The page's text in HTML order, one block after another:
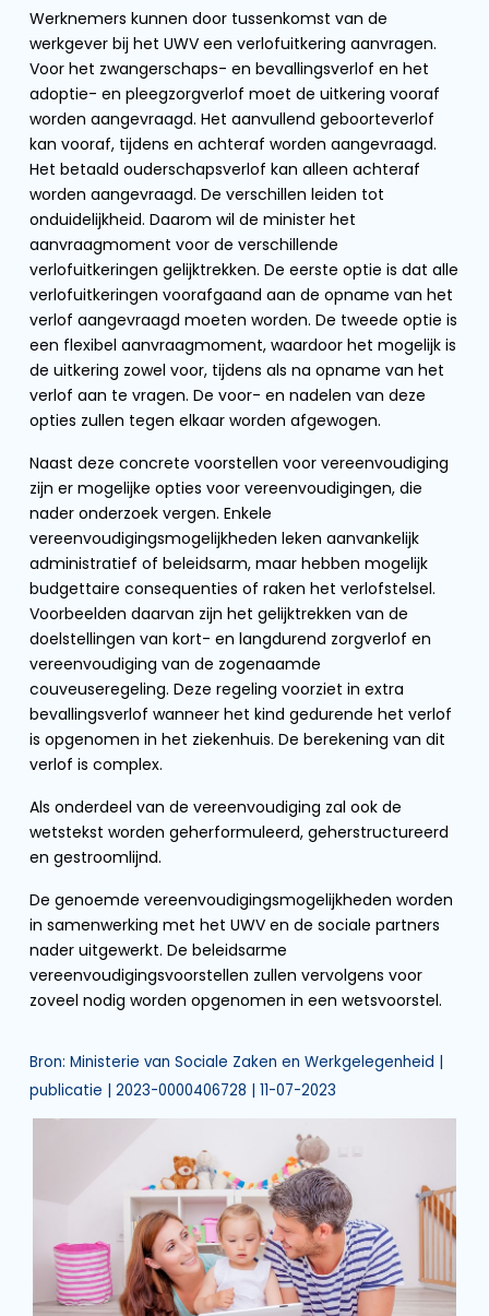
Werknemers kunnen door tussenkomst van de
werkgever bij het UWV een verlofuitkering aanvragen.
Voor het zwangerschaps- en bevallingsverlof en het
adoptie- en pleegzorgverlof moet de uitkering vooraf
worden aangevraagd. Het aanvullend geboorteverlof
kan vooraf, tijdens en achteraf worden aangevraagd.
Het betaald ouderschapsverlof kan alleen achteraf
worden aangevraagd. De verschillen leiden tot
onduidelijkheid. Daarom wil de minister het
aanvraagmoment voor de verschillende
verlofuitkeringen gelijktrekken. De eerste optie is dat alle
verlofuitkeringen voorafgaand aan de opname van het
verlof aangevraagd moeten worden. De tweede optie is
een flexibel aanvraagmoment, waardoor het mogelijk is
de uitkering zowel voor, tijdens als na opname van het
verlof aan te vragen. De voor- en nadelen van deze
opties zullen tegen elkaar worden afgewogen.
Naast deze concrete voorstellen voor vereenvoudiging
zijn er mogelijke opties voor vereenvoudigingen, die
nader onderzoek vergen. Enkele
vereenvoudigingsmogelijkheden leken aanvankelijk
administratief of beleidsarm, maar hebben mogelijk
budgettaire consequenties of raken het verlofstelsel.
Voorbeelden daarvan zijn het gelijktrekken van de
doelstellingen van kort- en langdurend zorgverlof en
vereenvoudiging van de zogenaamde
couveuseregeling. Deze regeling voorziet in extra
bevallingsverlof wanneer het kind gedurende het verlof
is opgenomen in het ziekenhuis. De berekening van dit
verlof is complex.
Als onderdeel van de vereenvoudiging zal ook de
wetstekst worden geherformuleerd, geherstructureerd
en gestroomlijnd.
De genoemde vereenvoudigingsmogelijkheden worden
in samenwerking met het UWV en de sociale partners
nader uitgewerkt. De beleidsarme
vereenvoudigingsvoorstellen zullen vervolgens voor
zoveel nodig worden opgenomen in een wetsvoorstel.
Bron: Ministerie van Sociale Zaken en Werkgelegenheid |
publicatie | 2023-0000406728 | 11-07-2023